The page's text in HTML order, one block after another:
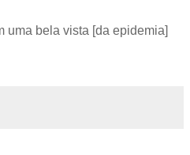
uma bela vista [da epidemia]